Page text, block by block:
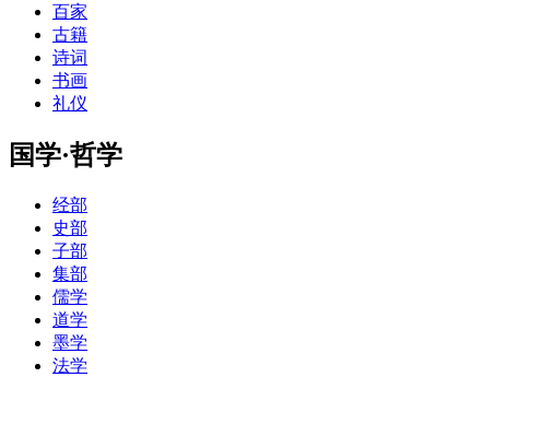
百家
古籍
诗词
书画
礼仪
国学·哲学
经部
史部
子部
集部
儒学
道学
墨学
法学